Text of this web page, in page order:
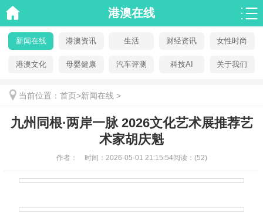
港澳在线
新闻在线 港澳资讯 生活 财经资讯 女性时尚
港澳文化 母婴健康 汽车评测 科技AI 关于我们
当前位置： 首页>新闻在线 >
九州同根·两岸一脉 2026文化艺术展推荐艺
术家胡庆魁
作者： 时间： 2026-05-01 21:15:54阅读： (52)